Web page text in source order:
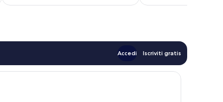
Accedi Iscriviti gratis